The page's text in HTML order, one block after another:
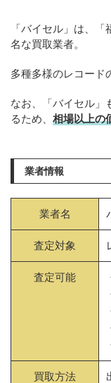
「バイセル」は、
名な買取業者。
多種多様のレコード
なお、「バイセル」
るため、 相場以上の
業者情報
業者名
査定対象
査定可能
買取方法